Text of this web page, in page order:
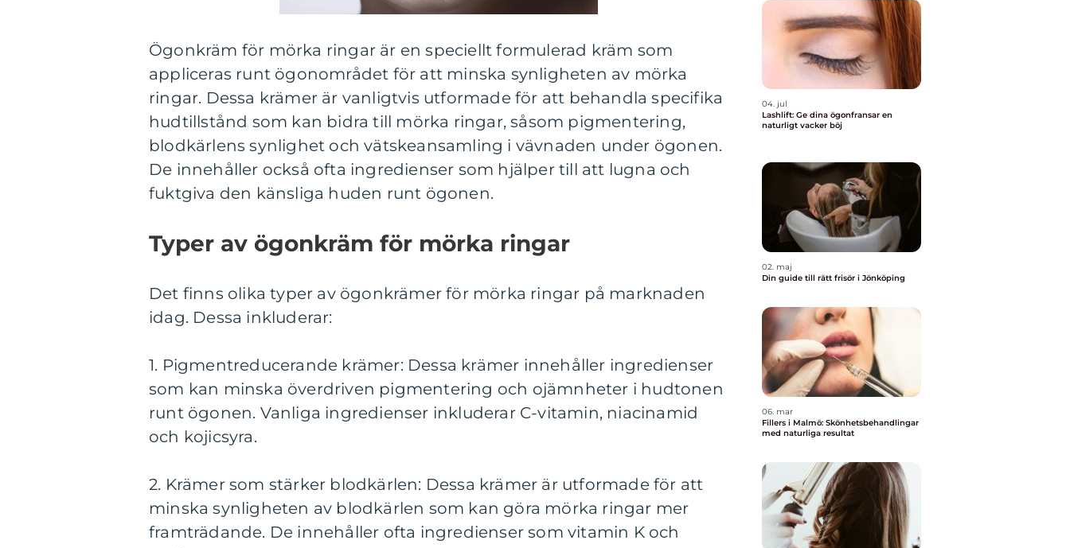
Ögonkräm för mörka ringar är en speciellt formulerad kräm som
appliceras runt ögonområdet för att minska synligheten av mörka
ringar. Dessa krämer är vanligtvis utformade för att behandla specifika
hudtillstånd som kan bidra till mörka ringar, såsom pigmentering,
blodkärlens synlighet och vätskeansamling i vävnaden under ögonen.
De innehåller också ofta ingredienser som hjälper till att lugna och
fuktgiva den känsliga huden runt ögonen.
Typer av ögonkräm för mörka ringar
Det finns olika typer av ögonkrämer för mörka ringar på marknaden
idag. Dessa inkluderar:
1. Pigmentreducerande krämer: Dessa krämer innehåller ingredienser
som kan minska överdriven pigmentering och ojämnheter i hudtonen
runt ögonen. Vanliga ingredienser inkluderar C-vitamin, niacinamid
och kojicsyra.
2. Krämer som stärker blodkärlen: Dessa krämer är utformade för att
minska synligheten av blodkärlen som kan göra mörka ringar mer
framträdande. De innehåller ofta ingredienser som vitamin K och
04. jul
Lashlift: Ge dina ögonfransar en
naturligt vacker böj
02. maj
Din guide till rätt frisör i Jönköping
06. mar
Fillers i Malmö: Skönhetsbehandlingar
med naturliga resultat